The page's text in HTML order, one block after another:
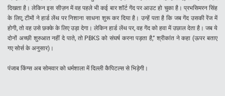
दिखता है। लेकिन इस सीज़न में वह पहले भी कई बार शॉर्ट गेंद पर आउट हो चुका है। प्रभसिमरन सिंह
के लिए, टीमों ने हार्ड लेंथ पर निशाना साधना शुरू कर दिया है। उन्हें पता है कि जब गेंद उसकी रेंज में
होगी, तो वह उसे छक्के के लिए उड़ा देगा। लेकिन हार्ड लेंथ पर, वह गेंद को हवा में उछाल देता है। जब ये
दोनों अच्छी शुरुआत नहीं दे पाते, तो PBKS को संघर्ष करना पड़ता है,” श्रीकांत ने कहा (ऊपर बताए
गए सोर्स के अनुसार)।
पंजाब किंग्स अब सोमवार को धर्मशाला में दिल्ली कैपिटल्स से भिड़ेगी।